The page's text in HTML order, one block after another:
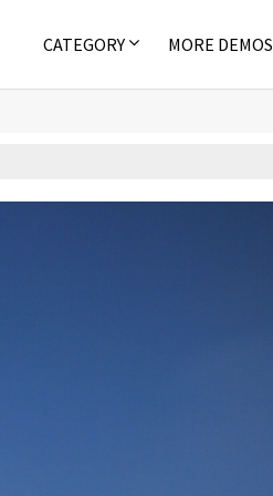
CATEGORY MORE DEMOS